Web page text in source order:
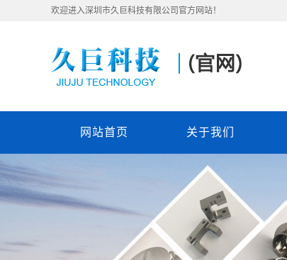
欢迎进入深圳市久巨科技有限公司官方网站！
网站首页 关于我们